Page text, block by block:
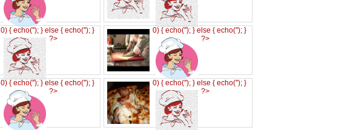
0) { echo(''); } else { echo(''); }
?>
0) { echo(''); } else { echo(''); }
?>
0) { echo(''); } else { echo(''); }
?>
0) { echo(''); } else { echo(''); }
?>